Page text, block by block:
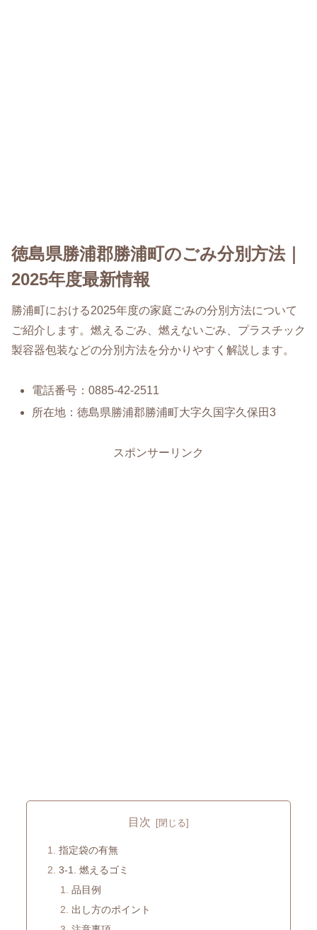
徳島県勝浦郡勝浦町のごみ分別方法｜
2025年度最新情報
勝浦町における2025年度の家庭ごみの分別方法について
ご紹介します。燃えるごみ、燃えないごみ、プラスチック
製容器包装などの分別方法を分かりやすく解説します。
電話番号：0885-42-2511
所在地：徳島県勝浦郡勝浦町大字久国字久保田3
スポンサーリンク
目次
指定袋の有無
3-1. 燃えるゴミ
品目例
出し方のポイント